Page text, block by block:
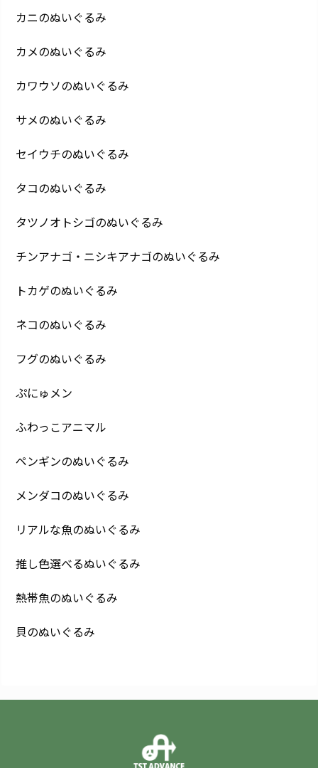
カニのぬいぐるみ
カメのぬいぐるみ
カワウソのぬいぐるみ
サメのぬいぐるみ
セイウチのぬいぐるみ
タコのぬいぐるみ
タツノオトシゴのぬいぐるみ
チンアナゴ・ニシキアナゴのぬいぐるみ
トカゲのぬいぐるみ
ネコのぬいぐるみ
フグのぬいぐるみ
ぷにゅメン
ふわっこアニマル
ペンギンのぬいぐるみ
メンダコのぬいぐるみ
リアルな魚のぬいぐるみ
推し色選べるぬいぐるみ
熱帯魚のぬいぐるみ
貝のぬいぐるみ